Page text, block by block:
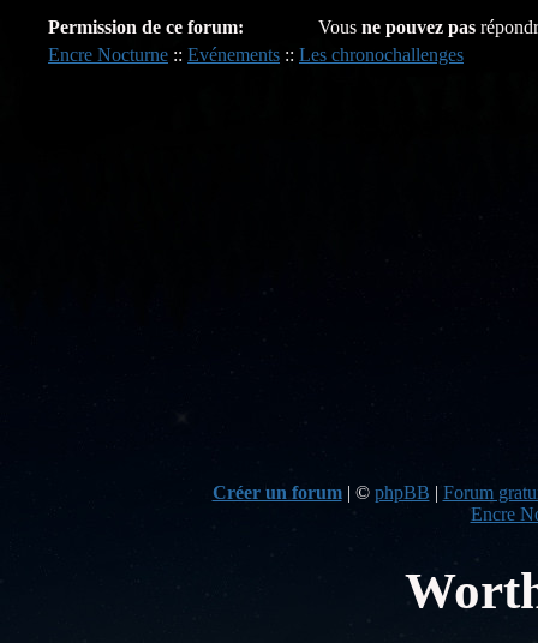
Permission de ce forum: Vous ne pouvez pas
Encre Nocturne :: Evénements :: Les chronochallenges
Créer un forum| © phpBB | Forum
Encre